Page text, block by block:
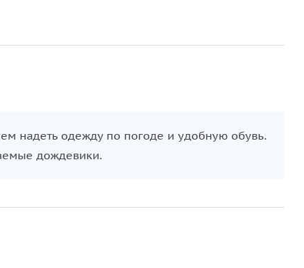
надеть одежду по погоде и удобную обувь.
дождевики.